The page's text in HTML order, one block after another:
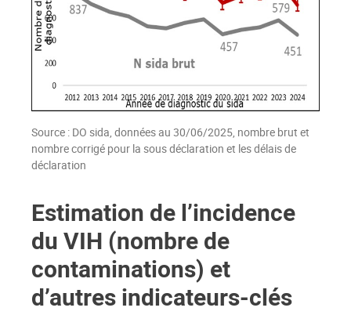
Source : DO sida, données au 30/06/2025, nombre brut et
nombre corrigé pour la sous déclaration et les délais de
déclaration
Estimation de l’incidence
du VIH (nombre de
contaminations) et
d’autres indicateurs-clés